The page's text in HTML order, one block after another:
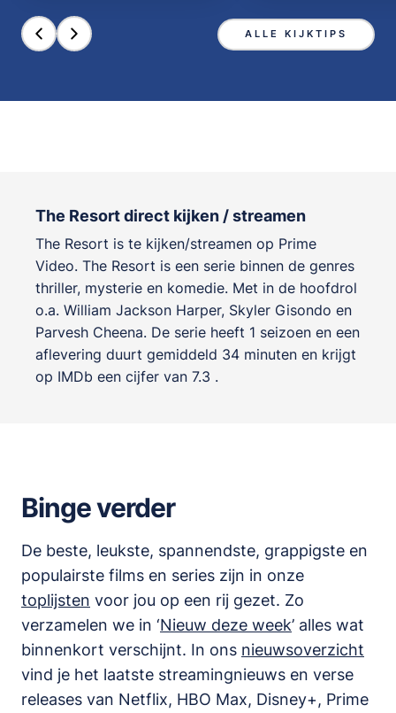
ALLE KIJKTIPS
The Resort direct kijken / streamen
The Resort is te kijken/streamen op Prime
Video. The Resort is een serie binnen de genres
thriller, mysterie en komedie. Met in de hoofdrol
o.a. William Jackson Harper, Skyler Gisondo en
Parvesh Cheena. De serie heeft 1 seizoen en een
aflevering duurt gemiddeld 34 minuten en krijgt
op IMDb een cijfer van 7.3 .
Binge verder
De beste, leukste, spannendste, grappigste en
populairste films en series zijn in onze
toplijsten voor jou op een rij gezet. Zo
verzamelen we in ‘Nieuw deze week’ alles wat
binnenkort verschijnt. In ons nieuwsoverzicht
vind je het laatste streamingnieuws en verse
releases van Netflix, HBO Max, Disney+, Prime